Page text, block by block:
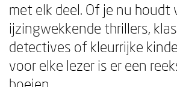
met elk deel. Of je nu houdt
ijzingwekkende thrillers,
detectives of kleurrijke
voor elke lezer is er een